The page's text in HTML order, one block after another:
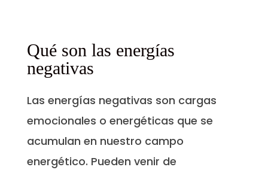
Qué son las energías
negativas
Las energías negativas son cargas
emocionales o energéticas que se
acumulan en nuestro campo
energético. Pueden venir de